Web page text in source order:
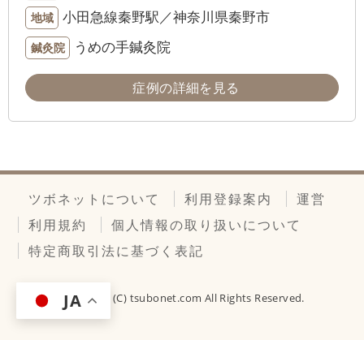
地域 小田急線秦野駅／神奈川県秦野市
鍼灸院 うめの手鍼灸院
症例の詳細を見る
ツボネットについて 利用登録案内
運営
利用規約
個人情報の取り扱いについて
特定商取引法に基づく表記
Copyright (C) tsubonet.com All Rights Reserved.
JA